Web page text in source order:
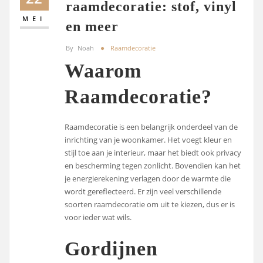
MEI
raamdecoratie: stof, vinyl
en meer
By Noah Raamdecoratie
Waarom
Raamdecoratie?
Raamdecoratie is een belangrijk onderdeel van de
inrichting van je woonkamer. Het voegt kleur en
stijl toe aan je interieur, maar het biedt ook privacy
en bescherming tegen zonlicht. Bovendien kan het
je energierekening verlagen door de warmte die
wordt gereflecteerd. Er zijn veel verschillende
soorten raamdecoratie om uit te kiezen, dus er is
voor ieder wat wils.
Gordijnen